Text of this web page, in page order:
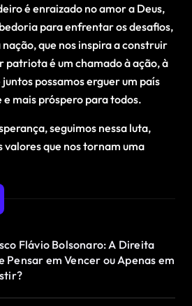
é enraizado no amor a Deus,
para enfrentar os desafios,
que nos inspira a construir
patriota é um chamado à ação, à
possamos erguer um país
mais próspero para todos.
seguimos nessa luta,
valores que nos tornam uma
Flávio Bolsonaro: A Direita
Pensar em Vencer ou Apenas em